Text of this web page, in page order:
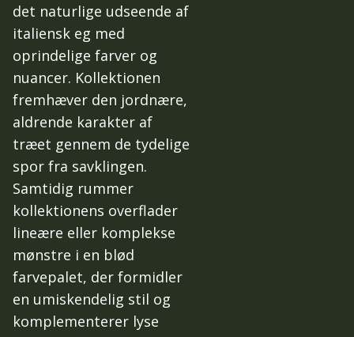
det naturlige udseende af
italiensk eg med
oprindelige farver og
nuancer. Kollektionen
fremhæver den jordnære,
aldrende karakter af
træet gennem de tydelige
spor fra savklingen.
Samtidig rummer
kollektionens overflader
lineære eller komplekse
mønstre i en blød
farvepalet, der formidler
en umiskendelig stil og
komplementerer lyse